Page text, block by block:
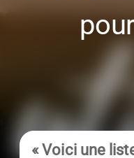
« Voici une